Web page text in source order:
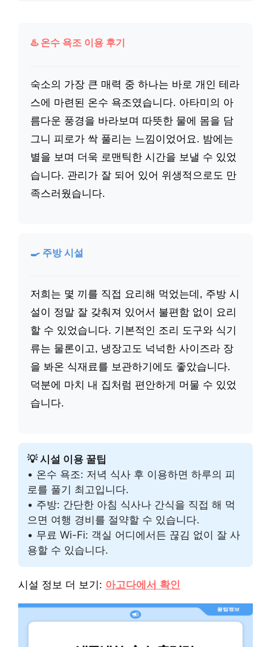
♨️ 온수 욕조 이용 후기
숙소의 가장 큰 매력 중 하나는 바로 개인 테라
스에 마련된 온수 욕조였습니다. 아타미의 아
름다운 풍경을 바라보며 따뜻한 물에 몸을 담
그니 피로가 싹 풀리는 느낌이었어요. 밤에는
별을 보며 더욱 로맨틱한 시간을 보낼 수 있었
습니다. 관리가 잘 되어 있어 위생적으로도 만
족스러웠습니다.
🍳 주방 시설
저희는 몇 끼를 직접 요리해 먹었는데, 주방 시
설이 정말 잘 갖춰져 있어서 불편함 없이 요리
할 수 있었습니다. 기본적인 조리 도구와 식기
류는 물론이고, 냉장고도 넉넉한 사이즈라 장
을 봐온 식재료를 보관하기에도 좋았습니다.
덕분에 마치 내 집처럼 편안하게 머물 수 있었
습니다.
💡 시설 이용 꿀팁
• 온수 욕조: 저녁 식사 후 이용하면 하루의 피
로를 풀기 최고입니다.
• 주방: 간단한 아침 식사나 간식을 직접 해 먹
으면 여행 경비를 절약할 수 있습니다.
• 무료 Wi-Fi: 객실 어디에서든 끊김 없이 잘 사
용할 수 있습니다.
시설 정보 더 보기: 아고다에서 확인